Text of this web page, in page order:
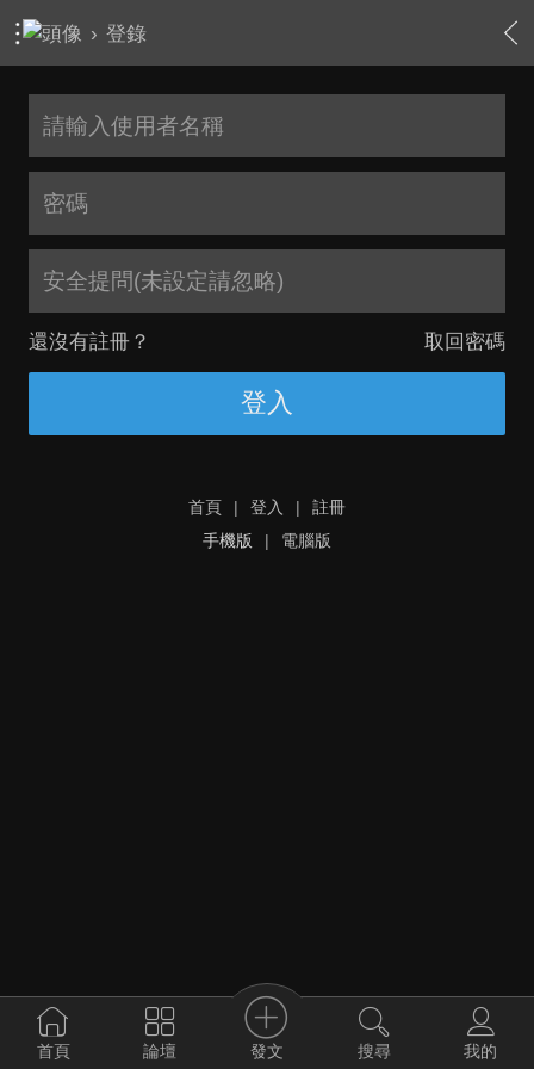
› 登錄
安全提問(未設定請忽略)
還沒有註冊？ 取回密碼
登入
首頁 | 登入 |
註冊
手機版
| 電腦版
首頁 論壇 發文 搜尋 我的